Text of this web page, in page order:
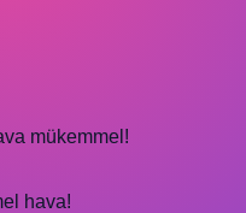
mükemmel!
hava!